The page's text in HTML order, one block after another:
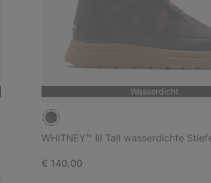
Wasserdicht
WHITNEY™ III Tall wasserdichte
Regular price:
€ 140,00